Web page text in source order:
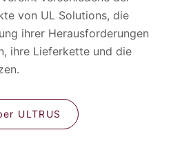
von UL Solutions, die
ihrer Herausforderungen
ihre Lieferkette und die
ULTRUS